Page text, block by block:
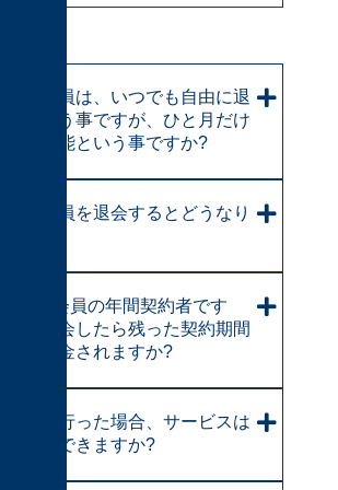
アム会員は、いつでも自由に退
能という事ですが、ひと月だけ
用も可能という事ですか?
アム会員を退会するとどうなり
ミアム会員の年間契約者です
中で退会したら残った契約期間
費は返金されますか?
続きを行った場合、サービスは
で利用できますか?